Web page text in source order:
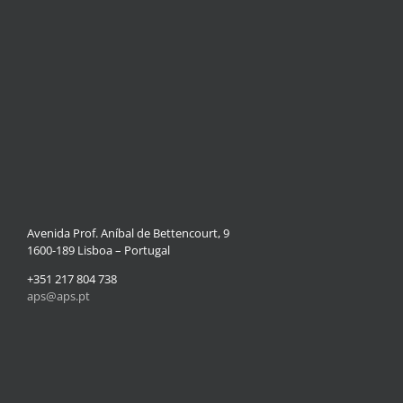
Avenida Prof. Aníbal de Bettencourt, 9
1600-189 Lisboa – Portugal
+351 217 804 738
aps@aps.pt